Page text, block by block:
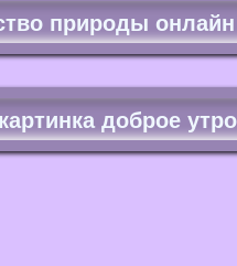
природы онлайн
доброе утро